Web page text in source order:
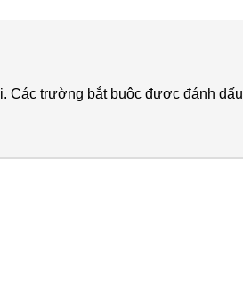
Các trường bắt buộc được đánh dấu